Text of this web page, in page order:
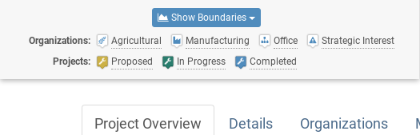
Show Boundaries
Organizations: Agricultural Manufacturing Office
Strategic Interest
Projects:
Proposed In Progress Completed
Project Overview Details Organizations